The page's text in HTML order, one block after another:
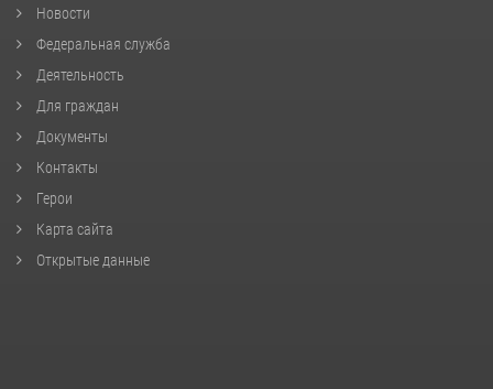
Новости
Федеральная служба
Деятельность
Для граждан
Документы
Контакты
Герои
Карта сайта
Открытые данные